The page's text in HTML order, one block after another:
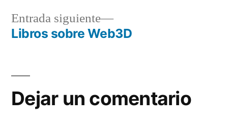
Navegación
entradas
Entrada siguiente
Entrada
siguiente:
Libros sobre Web3D
Dejar un comentario